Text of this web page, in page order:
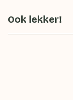
Ook lekker!